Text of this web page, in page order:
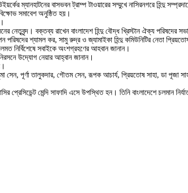
ম্যানহাটনের বাসভবন ট্রাম্প টাওয়ারের সম্মুখে নাসিরনগরে হিন্দু
সমাবেশ অনুষ্ঠিত হয়।
বক্তব্য রাখেন বাংলাদেশ হিন্দু বৌদ্ধ খ্রিস্টান ঐক্য পরিষদের
শ্যামল কর, সামু রুদ্র ও জ্যামাইকা হিন্দু কমিউনিটির নেতা
নির্বিশেষে সবাইকে অংশগ্রহণের আহবান জানান।
নিরসনে উদ্যোগ নেয়ার আহ্বান জানান।
সেন, পূর্ণা তালুকদার, গৌতম সেন, রূপক আচার্য, প্রিয়তোষ সাহা, ডা
প্রেসিডেন্ট মেন্দি সাফাদি এসে উপস্থিত হন। তিনি বাংলাদেশে চলমান